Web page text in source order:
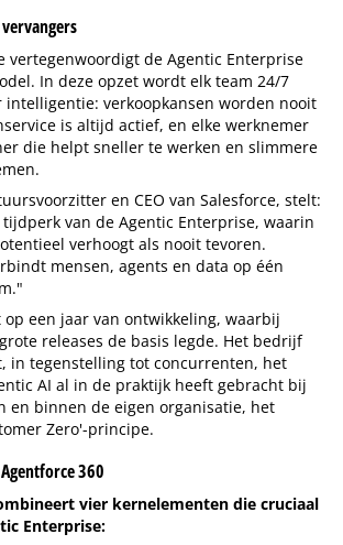
vertegenwoordigt de Agentic Enterprise
In deze opzet wordt elk team 24/7
verkoopkansen worden nooit
is altijd actief, en elke werknemer
die helpt sneller te werken en slimmere
en CEO van Salesforce, stelt:
van de Agentic Enterprise, waarin
verhoogt als nooit tevoren.
mensen, agents en data op één
op een jaar van ontwikkeling, waarbij
releases de basis legde. Het bedrijf
in tegenstelling tot concurrenten, het
AI al in de praktijk heeft gebracht bij
en binnen de eigen organisatie, het
Zero'-principe.
360
vier kernelementen die cruciaal
Enterprise: